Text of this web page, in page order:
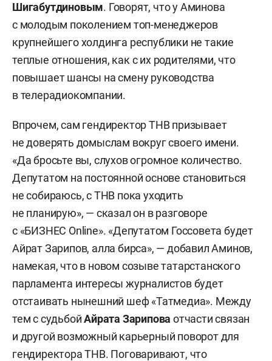
Шигабутдиновым. Говорят, что у Аминова
с молодым поколением топ-менеджеров
крупнейшего холдинга республики не такие
теплые отношения, как с их родителями, что
повышает шансы на смену руководства
в телерадиокомпании.
Впрочем, сам гендиректор ТНВ призывает
не доверять домыслам вокруг своего имени.
«Да бросьте вы, слухов огромное количество.
Депутатом на постоянной основе становиться
не собираюсь, с ТНВ пока уходить
не планирую», — сказал он в разговоре
с «БИЗНЕС Online». «Депутатом Госсовета будет
Айрат Зарипов, алла бирса», — добавил Аминов,
намекая, что в новом созыве татарстанского
парламента интересы журналистов будет
отстаивать нынешний шеф «Татмедиа». Между
тем с судьбойАйрата Зарипова отчасти связан
и другой возможный карьерный поворот для
гендиректора ТНВ. Поговаривают, что